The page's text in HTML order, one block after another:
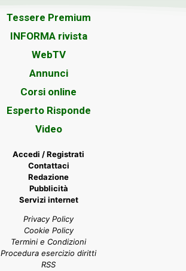
Tessere Premium
INFORMA rivista
WebTV
Annunci
Corsi online
Esperto Risponde
Video
Accedi / Registrati
Contattaci
Redazione
Pubblicità
Servizi internet
Privacy Policy
Cookie Policy
Termini e Condizioni
Procedura esercizio diritti
RSS